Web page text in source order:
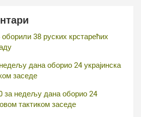
оборили 38 руских крстарећих
дана оборио 24 украјинска
заседе
за недељу дана оборио 24
тактиком заседе